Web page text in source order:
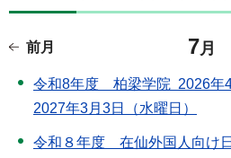
前月 7月
令和8年度 柏梁学院 2026年4
2027年3月3日（水曜日）
令和８年度 在仙外国人向け